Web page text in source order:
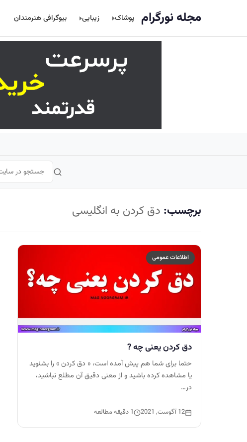
مجله نورگرام پوشاک زیبایی بیوگرافی هنرمندان
برچسب: دق کردن به انگلیسی
اطلاعات عمومی
دق کردن یعنی چه ?
حتما برای شما هم پیش آمده است، « دق کردن » را بشنوید
یا مشاهده کرده باشید و از معنی دقیق آن مطلع نباشید،
در…
12 آگوست, 2021 1 دقیقه مطالعه